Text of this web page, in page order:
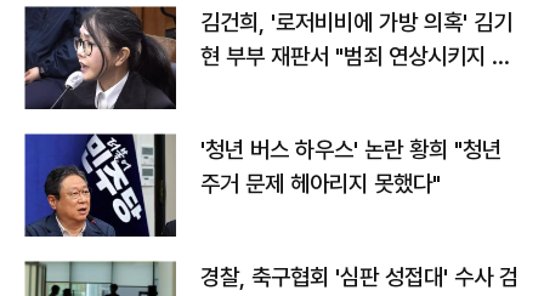
김건희, '로저비비에 가방 의혹' 김기
현 부부 재판서 "범죄 연상시키지 말
'청년 버스 하우스' 논란 황희 "청년
주거 문제 헤아리지 못했다"
경찰, 축구협회 '심판 성접대' 수사 검